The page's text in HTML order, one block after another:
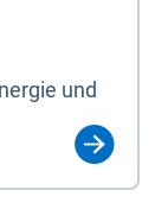
und